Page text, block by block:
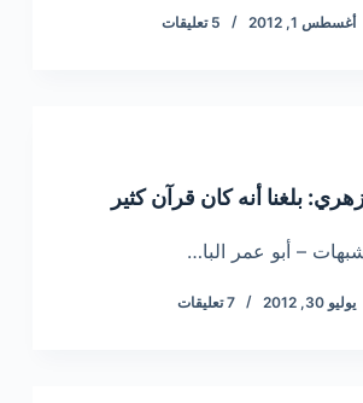
أغسطس 1, 2012 5 تعليقات
بلغنا أنه كان قرآن كثير
– أبو عمر البا…
يوليو 30, 2012 7 تعليقات